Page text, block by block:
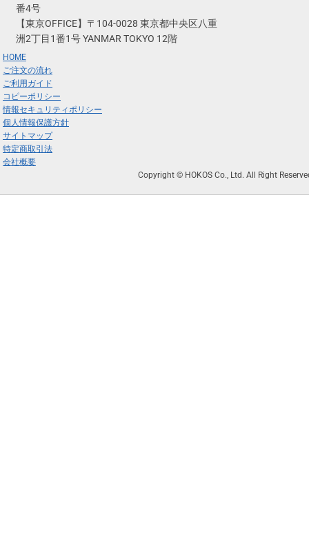
番4号
【東京OFFICE】〒104-0028 東京都中央区八重
洲2丁目1番1号 YANMAR TOKYO 12階
HOME
ご注文の流れ
ご利用ガイド
コピーポリシー
情報セキュリティポリシー
個人情報保護方針
サイトマップ
特定商取引法
会社概要
Copyright © HOKOS Co., Ltd. All Right